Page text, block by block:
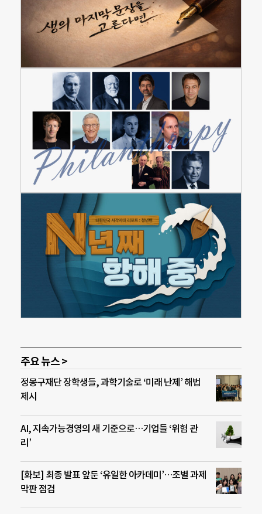
주요 뉴스 >
정몽구재단 장학생들, 과학기술로 ‘미래 난제’ 해법
제시
AI, 지속가능경영의 새 기준으로…기업들 ‘위험 관
리’
[화보] 최종 발표 앞둔 ‘유일한 아카데미’…조별 과제
막판 점검